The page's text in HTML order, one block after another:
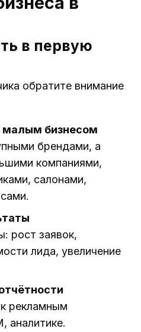
в первую
обратите внимание
малым бизнесом
брендами, а
компаниями,
салонами,
рост заявок,
лида, увеличение
рекламным
аналитике.